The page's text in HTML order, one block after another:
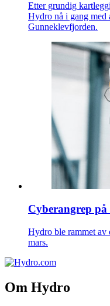
Etter grundig
Hydro nå i gang med
Gunneklevfjorden.
Cyberangrep
Hydro ble rammet av
mars.
Om Hydro